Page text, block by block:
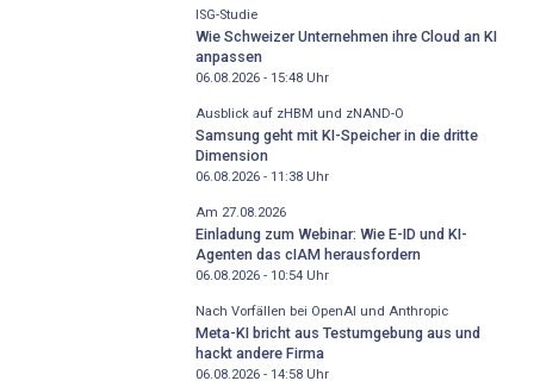
ISG-Studie
Wie Schweizer Unternehmen ihre Cloud an KI
anpassen
06.08.2026 - 15:48Uhr
Ausblick auf zHBM und zNAND-O
Samsung geht mit KI-Speicher in die dritte
Dimension
06.08.2026 - 11:38Uhr
Am 27.08.2026
Einladung zum Webinar: Wie E-ID und KI-
Agenten das cIAM herausfordern
06.08.2026 - 10:54Uhr
Nach Vorfällen bei OpenAI und Anthropic
Meta-KI bricht aus Testumgebung aus und
hackt andere Firma
06.08.2026 - 14:58Uhr